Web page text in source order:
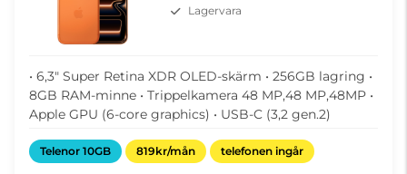
Lagervara
• 6,3" Super Retina XDR OLED-skärm • 256GB lagring •
8GB RAM-minne • Trippelkamera 48 MP,48 MP,48MP •
Apple GPU (6-core graphics) • USB-C (3,2 gen.2)
Telenor 10GB 819kr/mån telefonen ingår